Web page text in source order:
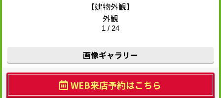
【建物外観】
外観
1 / 24
画像ギャラリー
WEB来店予約はこちら